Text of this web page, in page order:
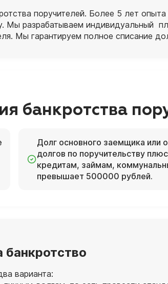
поручителей. Более 5 лет
разрабатываем индивидуальный
Мы гарантируем полное списание
банкротства
Долг основного заемщика или
долгов по поручительству
кредитам, займам,
превышает 500000 рублей.
банкротство
варианта: